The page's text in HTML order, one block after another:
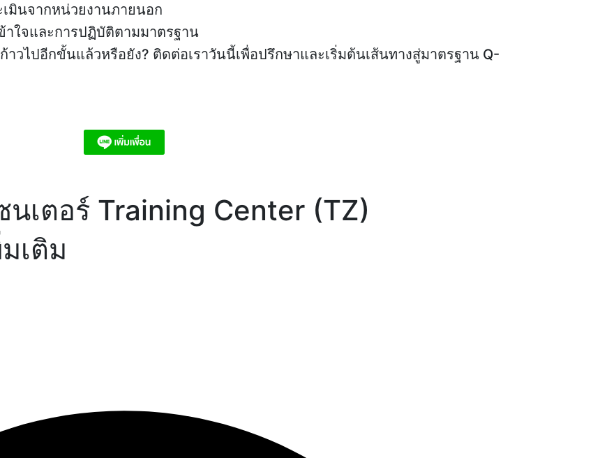
มินจากหน่วยงานภายนอก
าใจและการปฏิบัติตามมาตรฐาน
ไปอีกขั้นแล้วหรือยัง? ติดต่อเราวันนี้เพื่อปรึกษาและเริ่มต้นเส้นทางสู่มาตรฐาน Q-
นเตอร์ Training Center (TZ)
เติม